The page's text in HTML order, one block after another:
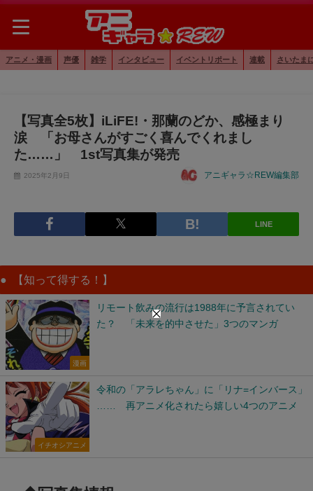
アニメ・漫画 声優 雑学 インタビュー イベントリポート 連載 さいたま
【写真全5枚】iLiFE!・那蘭のどか、感極まり
涙 「お母さんがすごく喜んでくれまし
た……」 1st写真集が発売
2025年2月9日 アニギャラ☆REW編集部
LINE
【知って得する！】
漫画
リモート飲みの流行は1988年に予言されてい
た？ 「未来を的中させた」3つのマンガ
イチオシアニメ
令和の「アラレちゃん」に「リナ=インバース」
…… 再アニメ化されたら嬉しい4つのアニメ